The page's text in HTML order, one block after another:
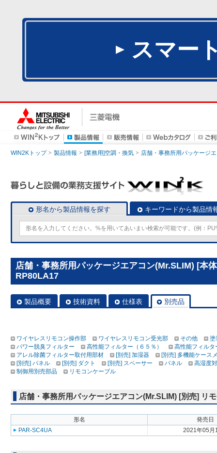
スマー
WIN2Kトップ 製品情報 [業務用]空調・換気 店舗・事務所用パッケージ
形名から製品情報を探す キーワードから製品情
店舗・事務所用パッケージエアコン(Mr.SLIM) [本
RP80LA17
製品概要 技術資料 仕様表 別売品
ワイヤレスリモコン操作部 ワイヤレスリモコン受光部 その他
塗
パワー脱臭フィルター
高性能フィルター（６５％）
高性能フィルタ
アレル除菌フィルター取付用部材
[別売] 加湿器
[別売] 多機能ケース
[別売] パネル
[別売] ダクト [別売] スペーサー パネル
高湿度
制御用別売部品
リモコンケーブル
店舗・事務所用パッケージエアコン(Mr.SLIM) [別売] リ
形名
発売日
PAR-SC4UA
2021年05月